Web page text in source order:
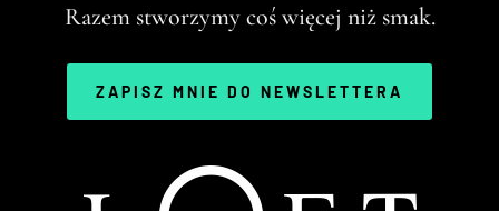
Razem stworzymy coś więcej niż smak.
ZAPISZ MNIE DO NEWSLETTERA